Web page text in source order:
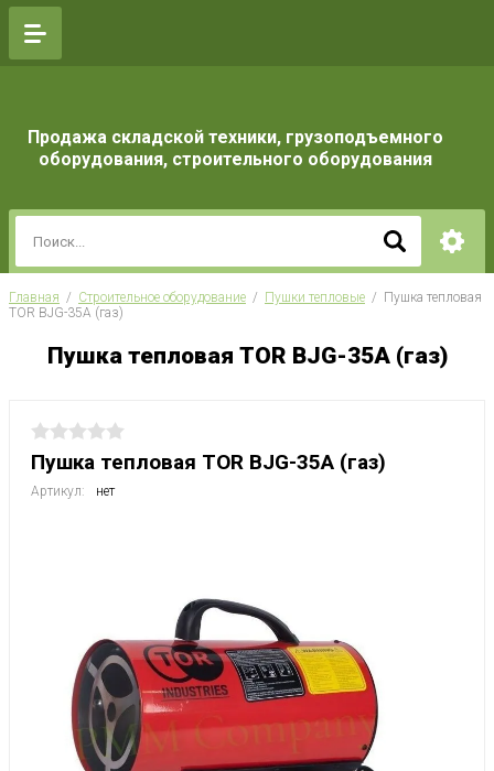
Продажа складской техники, грузоподъемного
оборудования, строительного оборудования
Главная
  /
Строительное оборудование
  /
Пушки тепловые
  /  Пушка тепловая
TOR BJG-35A (газ)
Пушка тепловая TOR BJG-35A (газ)
Пушка тепловая TOR BJG-35A (газ)
Артикул: нет